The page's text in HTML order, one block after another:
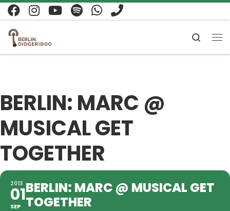
Zum Inhalt springen
Search
BERLIN: MARC @
MUSICAL GET
TOGETHER
2013
01
SEP
BERLIN: MARC @ MUSICAL GET
TOGETHER